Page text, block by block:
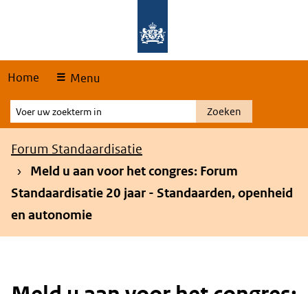
Home Menu
Voer
uw
zoekterm
Zoeken
Kruimelpad
Forum Standaardisatie
Meld u aan voor het congres: Forum
Standaardisatie 20 jaar - Standaarden, openheid
en autonomie